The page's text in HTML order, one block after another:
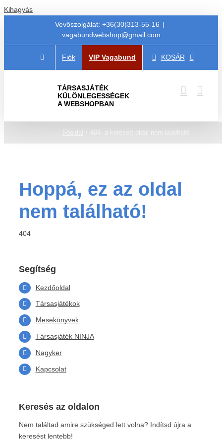
Kihagyás
Vevőszolgálat: +36(30)313-55-16 |
vagabundwebshop@gmail.com
Fiók VIP Vagabund KOSÁR
TÁRSASJÁTÉK
KÜLÖNLEGESSÉGEK
A WEBSHOPBAN
Főoldal 404- a keresett oldal nem található
Hoppá, ez az oldal
nem található!
404
Segítség
Kezdőoldal
Társasjátékok
Mesekönyvek
Társasjáték NINJA
Nagyker
Kapcsolat
Keresés az oldalon
Nem találtad amire szükséged lett volna? Indítsd újra a
keresést lentebb!